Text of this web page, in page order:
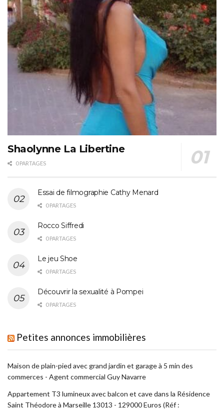
Shaolynne La Libertine
0 PARTAGES
Essai de filmographie Cathy Menard
0 PARTAGES
Rocco Siffredi
0 PARTAGES
Le jeu Shoe
0 PARTAGES
Découvrir la sexualité à Pompei
0 PARTAGES
Petites annonces immobilières
Maison de plain-pied avec grand jardin et garage à 5 min des
commerces - Agent commercial Guy Navarre
Appartement T3 lumineux avec balcon et cave dans la Résidence
Saint Théodore à Marseille 13013 - 129000 Euros (Réf :